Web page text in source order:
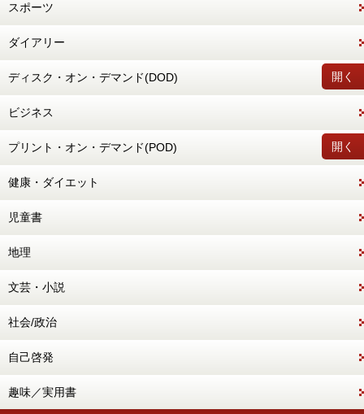
スポーツ
ダイアリー
開く
ディスク・オン・デマンド(DOD)
ビジネス
開く
プリント・オン・デマンド(POD)
健康・ダイエット
児童書
地理
文芸・小説
社会/政治
自己啓発
趣味／実用書